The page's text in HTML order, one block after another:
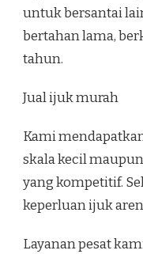
untuk bersantai
bertahan lama,
tahun.
Jual ijuk murah
Kami
skala kecil
yang kompetitif.
keperluan ijuk
Layanan pesat